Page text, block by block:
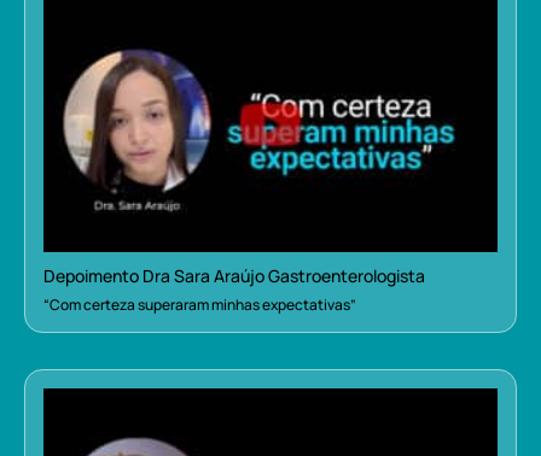
Depoimento Dra Sara Araújo Gastroenterologista
“Com certeza superaram minhas expectativas”